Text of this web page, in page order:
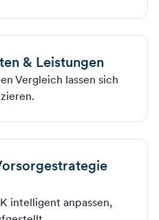
& Leistungen
Vergleich lassen sich
intelligent anpassen,